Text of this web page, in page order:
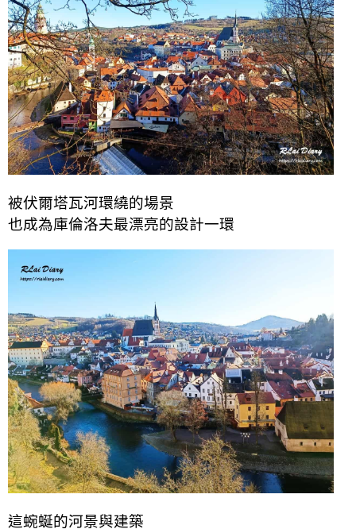
被伏爾塔瓦河環繞的場景
也成為庫倫洛夫最漂亮的設計一環
這蜿蜒的河景與建築